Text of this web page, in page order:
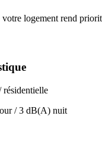
logement rend
résidentielle
/3 dB(A) nuit